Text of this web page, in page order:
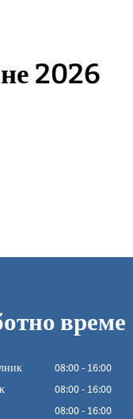
2026
време
08:00- 16:00
От 08:00 до 16:00
08:00- 16:00
От 08:00 до 16:00
08:00- 16:00